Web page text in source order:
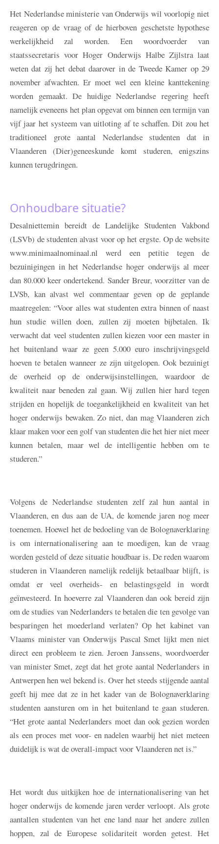
Het Nederlandse ministerie van Onderwijs wil voorlopig niet
reageren op de vraag of de hierboven geschetste hypothese
werkelijkheid zal worden. Een woordvoerder van
staatssecretaris voor Hoger Onderwijs Halbe Zijlstra laat
weten dat zij het debat daarover in de Tweede Kamer op 29
november afwachten. Er moet wel een kleine kanttekening
worden gemaakt. De huidige Nederlandse regering heeft
namelijk eveneens het plan opgevat om binnen een termijn van
vijf jaar het systeem van uitloting af te schaffen. Dit zou het
traditioneel grote aantal Nederlandse studenten dat in
Vlaanderen (Dier)geneeskunde komt studeren, enigszins
kunnen terugdringen.
Onhoudbare situatie?
Desalniettemin bereidt de Landelijke Studenten Vakbond
(LSVb) de studenten alvast voor op het ergste. Op de website
www.minimaalnominaal.nl werd een petitie tegen de
bezuinigingen in het Nederlandse hoger onderwijs al meer
dan 80.000 keer ondertekend. Sander Breur, voorzitter van de
LVSb, kan alvast wel commentaar geven op de geplande
maatregelen: “Voor alles wat studenten extra binnen of naast
hun studie willen doen, zullen zij moeten bijbetalen. Ik
verwacht dat veel studenten zullen kiezen voor een master in
het buitenland waar ze geen 5.000 euro inschrijvingsgeld
hoeven te betalen wanneer ze zijn uitgelopen. Ook bezuinigt
de overheid op de onderwijsinstellingen, waardoor de
kwaliteit naar beneden zal gaan. Wij zullen hier hard tegen
strijden en hopelijk de toegankelijkheid en kwaliteit van het
hoger onderwijs bewaken. Zo niet, dan mag Vlaanderen zich
klaar maken voor een golf van studenten die het hier niet meer
kunnen betalen, maar wel de intelligentie hebben om te
studeren.”
Volgens de Nederlandse studenten zelf zal hun aantal in
Vlaanderen, en dus aan de UA, de komende jaren nog meer
toenemen. Hoewel het de bedoeling van de Bolognaverklaring
is om internationalisering aan te moedigen, kan de vraag
worden gesteld of deze situatie houdbaar is. De reden waarom
studeren in Vlaanderen namelijk redelijk betaalbaar blijft, is
omdat er veel overheids- en belastingsgeld in wordt
geïnvesteerd. In hoeverre zal Vlaanderen dan ook bereid zijn
om de studies van Nederlanders te betalen die ten gevolge van
besparingen het moederland verlaten? Op het kabinet van
Vlaams minister van Onderwijs Pascal Smet lijkt men niet
direct een probleem te zien. Jeroen Janssens, woordvoerder
van minister Smet, zegt dat het grote aantal Nederlanders in
Antwerpen hen wel bekend is. Over het steeds stijgende aantal
geeft hij mee dat ze in het kader van de Bolognaverklaring
studenten aansturen om in het buitenland te gaan studeren.
“Het grote aantal Nederlanders moet dan ook gezien worden
als een proces met voor- en nadelen waarbij het niet meteen
duidelijk is wat de overall-impact voor Vlaanderen net is.”
Het wordt dus uitkijken hoe de internationalisering van het
hoger onderwijs de komende jaren verder verloopt. Als grote
aantallen studenten van het ene land naar het andere zullen
hoppen, zal de Europese solidariteit worden getest. Het